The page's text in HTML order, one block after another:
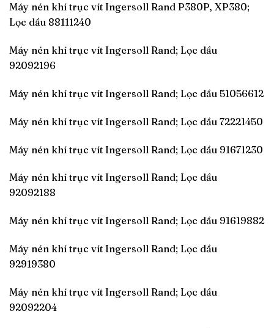
Máy nén khí trục vít Ingersoll Rand P380P, XP380;
Lọc dầu 88111240
Máy nén khí trục vít Ingersoll Rand; Lọc dầu
92092196
Máy nén khí trục vít Ingersoll Rand; Lọc dầu 51056612
Máy nén khí trục vít Ingersoll Rand; Lọc dầu 72221450
Máy nén khí trục vít Ingersoll Rand; Lọc dầu 91671230
Máy nén khí trục vít Ingersoll Rand; Lọc dầu
92092188
Máy nén khí trục vít Ingersoll Rand; Lọc dầu 91619882
Máy nén khí trục vít Ingersoll Rand; Lọc dầu
92919380
Máy nén khí trục vít Ingersoll Rand; Lọc dầu
92092204